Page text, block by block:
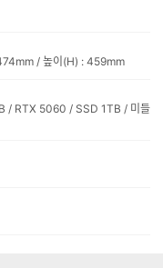
/ 높이(H) : 459mm
/ RTX 5060 / SSD 1TB / 미들